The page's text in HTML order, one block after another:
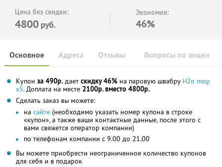
Цена без скидки:
4800 руб.
Экономия:
46%
Основное Отзывы Вопросы по акции
Адреса
Купон за 490р. дает скидку 46% на паровую швабру H2o mop
x5. Доплата на месте 2100р. вместо 4800р.
Сделать заказ вы можете:
на сайте (необходимо указать номер купона в строке
«купон», а также ваши контактные данные, после этого с
вами свяжется оператор компании)
по телефонам компании с 9.00 до 21.00
Вы можете приобрести неограниченное количество купонов
для себя и в подарок